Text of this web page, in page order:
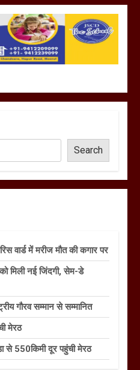
Search
वार्ड में मरीज मौत की कगार पर
मिली नई जिंदगी, सेम-डे
गौरव सम्मान से सम्मानित
मेरठ
से 550किमी दूर पहुंची मेरठ